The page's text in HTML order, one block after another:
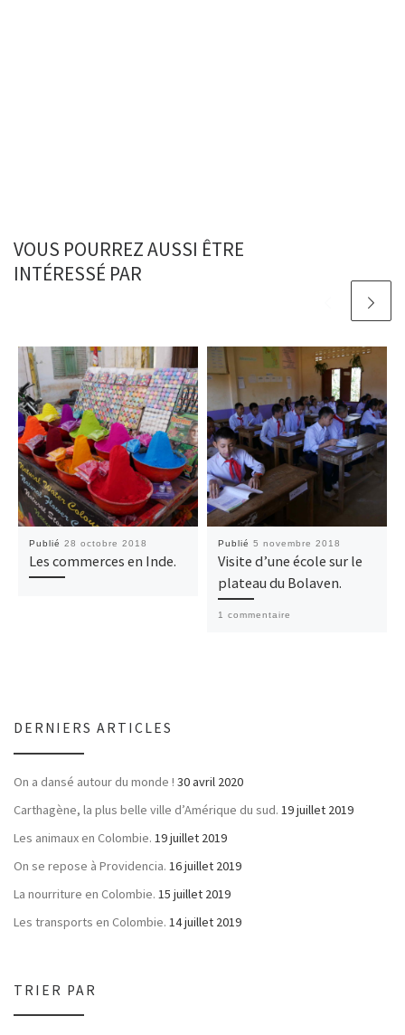
VOUS POURREZ AUSSI ÊTRE
INTÉRESSÉ PAR
Publié 28 octobre 2018
Les commerces en Inde.
Publié 5 novembre 2018
Visite d’une école sur le
plateau du Bolaven.
1 commentaire
DERNIERS ARTICLES
On a dansé autour du monde ! 30 avril 2020
Carthagène, la plus belle ville d’Amérique du sud. 19 juillet 2019
Les animaux en Colombie. 19 juillet 2019
On se repose à Providencia. 16 juillet 2019
La nourriture en Colombie. 15 juillet 2019
Les transports en Colombie. 14 juillet 2019
TRIER PAR